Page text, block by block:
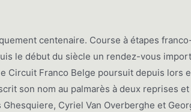
centenaire. Course à étapes
le début du siècle un rendez-vous
Circuit Franco Belge poursuit depuis lors
son nom au palmarès à deux reprises
Cyriel Van Overberghe et